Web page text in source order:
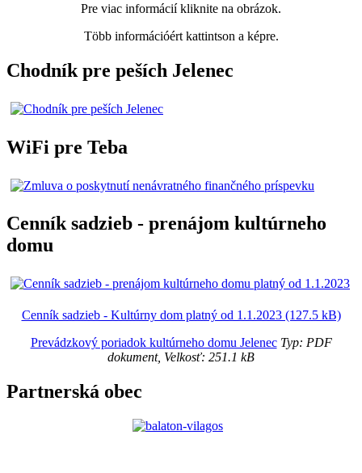
Pre viac informácií kliknite na obrázok.
Több információért kattintson a képre.
Chodník pre peších Jelenec
WiFi pre Teba
Cenník sadzieb - prenájom kultúrneho
domu
Cenník sadzieb - Kultúrny dom platný od 1.1.2023 (127.5 kB)
Prevádzkový poriadok kultúrneho domu JelenecTyp: PDF
dokument, Velkosť: 251.1 kB
Partnerská obec